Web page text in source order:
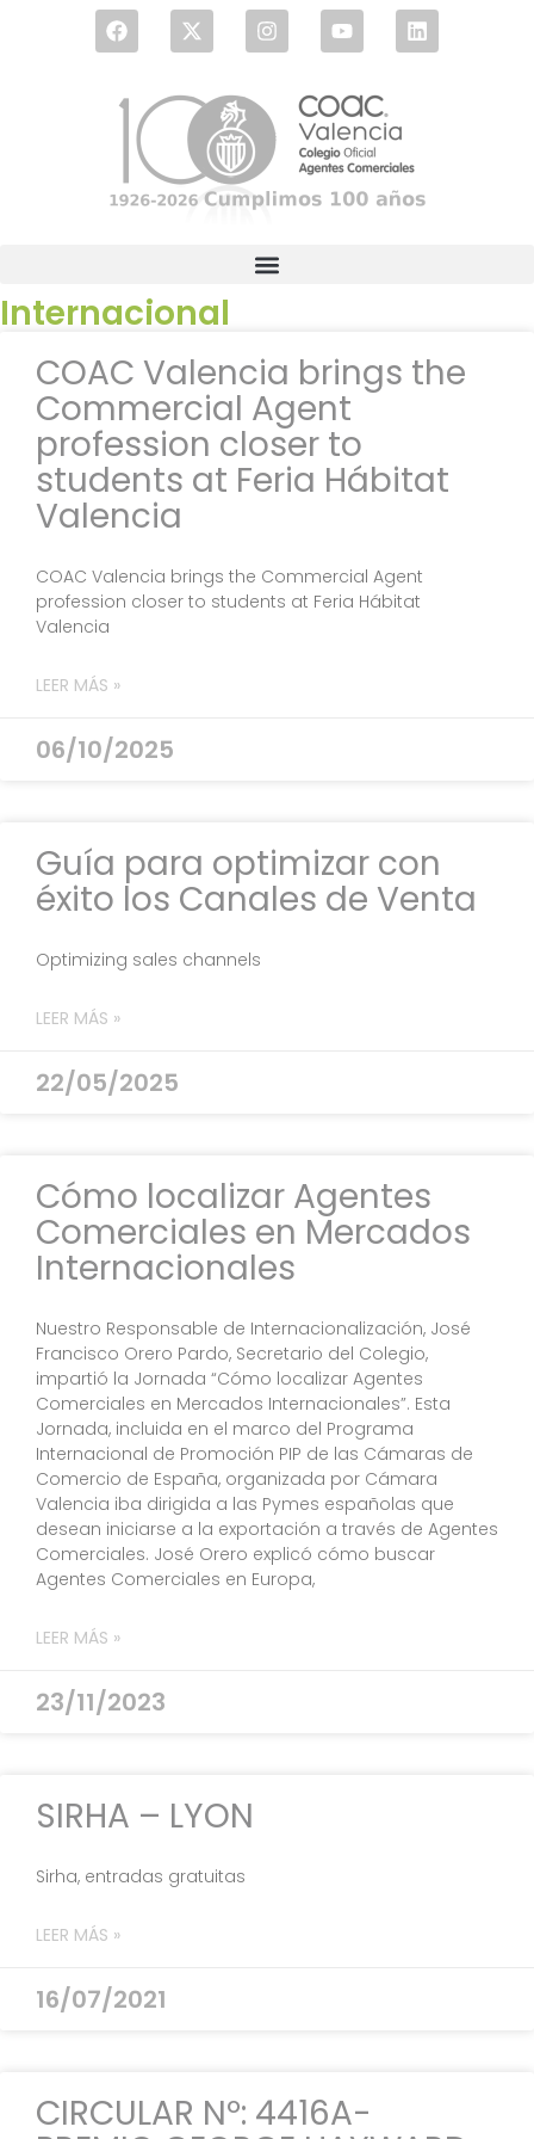
Internacional
COAC Valencia brings the
Commercial Agent
profession closer to
students at Feria Hábitat
Valencia
COAC Valencia brings the Commercial Agent
profession closer to students at Feria Hábitat
Valencia
LEER MÁS »
06/10/2025
Guía para optimizar con
éxito los Canales de Venta
Optimizing sales channels
LEER MÁS »
22/05/2025
Cómo localizar Agentes
Comerciales en Mercados
Internacionales
Nuestro Responsable de Internacionalización, José
Francisco Orero Pardo, Secretario del Colegio,
impartió la Jornada “Cómo localizar Agentes
Comerciales en Mercados Internacionales”. Esta
Jornada, incluida en el marco del Programa
Internacional de Promoción PIP de las Cámaras de
Comercio de España, organizada por Cámara
Valencia iba dirigida a las Pymes españolas que
desean iniciarse a la exportación a través de Agentes
Comerciales. José Orero explicó cómo buscar
Agentes Comerciales en Europa,
LEER MÁS »
23/11/2023
SIRHA – LYON
Sirha, entradas gratuitas
LEER MÁS »
16/07/2021
CIRCULAR Nº: 4416A-